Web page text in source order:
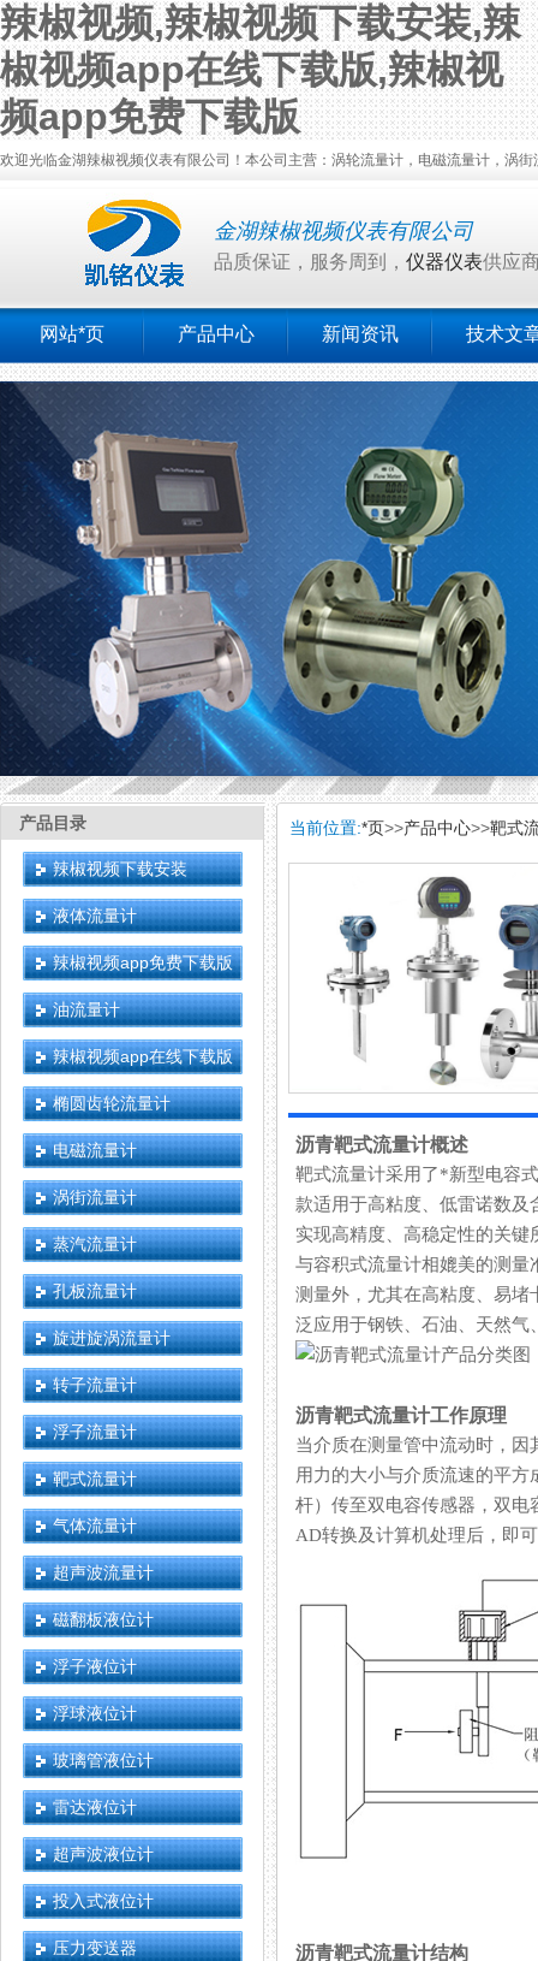
辣椒视频,辣椒视频下载安装,辣
椒视频app在线下载版,辣椒视
频app免费下载版
欢迎光临金湖辣椒视频仪表有限公司！本公司主营：涡轮流量计，电磁流量计，涡街
金湖辣椒视频仪表有限公司
品质保证，服务周到， 仪器仪表供应
网站*页 产品中心 新闻资讯 技术文
产品目录
辣椒视频下载安装
液体流量计
辣椒视频app免费下载版
油流量计
辣椒视频app在线下载版
椭圆齿轮流量计
电磁流量计
涡街流量计
蒸汽流量计
孔板流量计
旋进旋涡流量计
转子流量计
浮子流量计
靶式流量计
气体流量计
超声波流量计
磁翻板液位计
浮子液位计
浮球液位计
玻璃管液位计
雷达液位计
超声波液位计
投入式液位计
压力变送器
当前位置:*页>>产品中心>>靶式
沥青靶式流量计概述
靶式流量计采用了*新型电容式
款适用于高粘度、低雷诺
实现高精度、高稳定性的关键
与容积式流量计相媲美的测量准
测量外，尤其在高粘度、易
泛应用于钢铁、石油、天然气
沥青靶式流量计工作原理
当介质在测量管中流动时
用力的大小与介质流速的平方
杆）传至双电容传感器，双
AD转换及计算机处理后，
沥青靶式流量计结构